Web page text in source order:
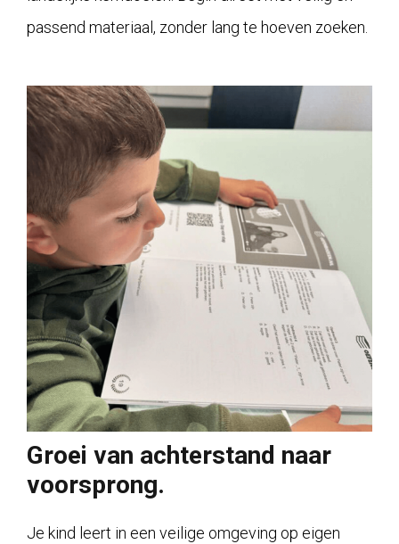
passend materiaal, zonder lang te hoeven zoeken.
Groei van achterstand naar
voorsprong.
Je kind leert in een veilige omgeving op eigen